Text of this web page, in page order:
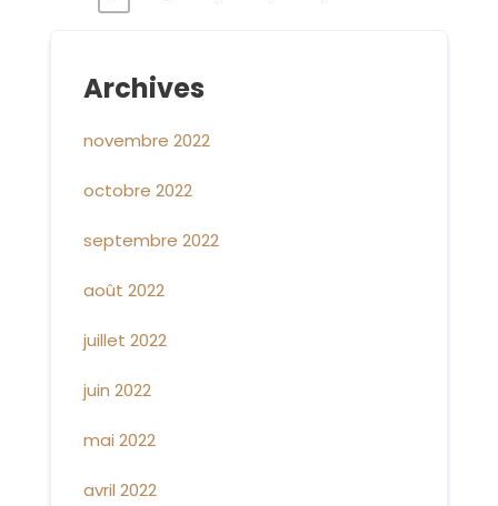
Archives
novembre 2022
octobre 2022
septembre 2022
août 2022
juillet 2022
juin 2022
mai 2022
avril 2022